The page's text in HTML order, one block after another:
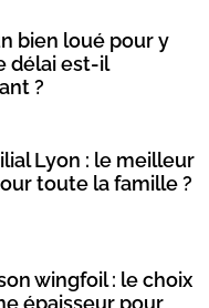
bien loué pour y
délai est-il
?
Lyon : le meilleur
toute la famille ?
wingfoil : le choix
épaisseur pour